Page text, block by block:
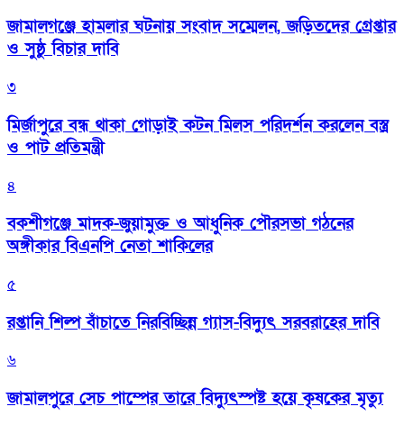
জামালগঞ্জে হামলার ঘটনায় সংবাদ সম্মেলন, জড়িতদের গ্রেপ্তার
ও সুষ্ঠু বিচার দাবি
৩
মির্জাপুরে বন্ধ থাকা গোড়াই কটন মিলস পরিদর্শন করলেন বস্ত্র
ও পাট প্রতিমন্ত্রী
৪
বকশীগঞ্জে মাদক-জুয়ামুক্ত ও আধুনিক পৌরসভা গঠনের
অঙ্গীকার বিএনপি নেতা শাকিলের
৫
রপ্তানি শিল্প বাঁচাতে নিরবিচ্ছিন্ন গ্যাস-বিদ্যুৎ সরবরাহের দাবি
৬
জামালপুরে সেচ পাম্পের তারে বিদ্যুৎস্পষ্ট হয়ে কৃষকের মৃত্যু